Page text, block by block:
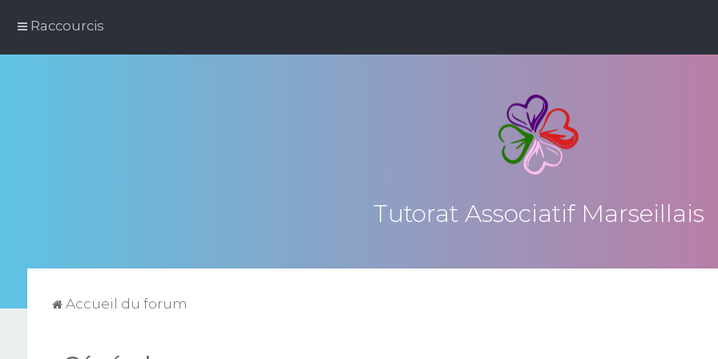
Raccourcis
Tutorat Associatif Marseillais
Accueil du forum